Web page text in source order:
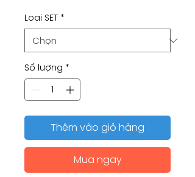
Loại SET *
Số lượng *
Thêm vào giỏ hàng
Mua ngay